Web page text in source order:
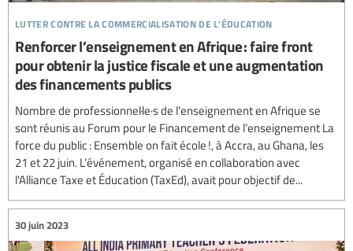
lutter contre la commercialisation de l’éducation
Renforcer l’enseignement en Afrique : faire front
pour obtenir la justice fiscale et une augmentation
des financements publics
Nombre de professionnel·le·s de l’enseignement en Afrique se
sont réunis au Forum pour le Financement de l’enseignement La
force du public : Ensemble on fait école !, à Accra, au Ghana, les
21 et 22 juin. L’événement, organisé en collaboration avec
l'Alliance Taxe et Éducation (TaxEd), avait pour objectif de...
30 juin 2023